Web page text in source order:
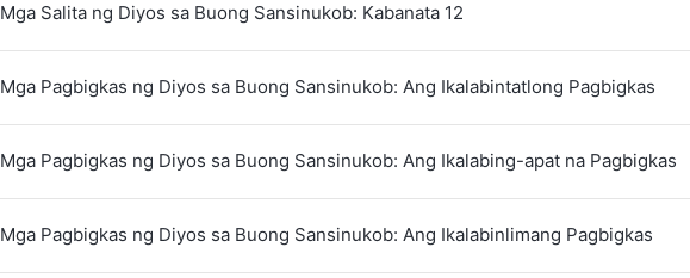
Mga Salita ng Diyos sa Buong Sansinukob: Kabanata 12
Mga Pagbigkas ng Diyos sa Buong Sansinukob: Ang Ikalabintatlong Pagbigkas
Mga Pagbigkas ng Diyos sa Buong Sansinukob: Ang Ikalabing-apat na Pagbigkas
Mga Pagbigkas ng Diyos sa Buong Sansinukob: Ang Ikalabinlimang Pagbigkas